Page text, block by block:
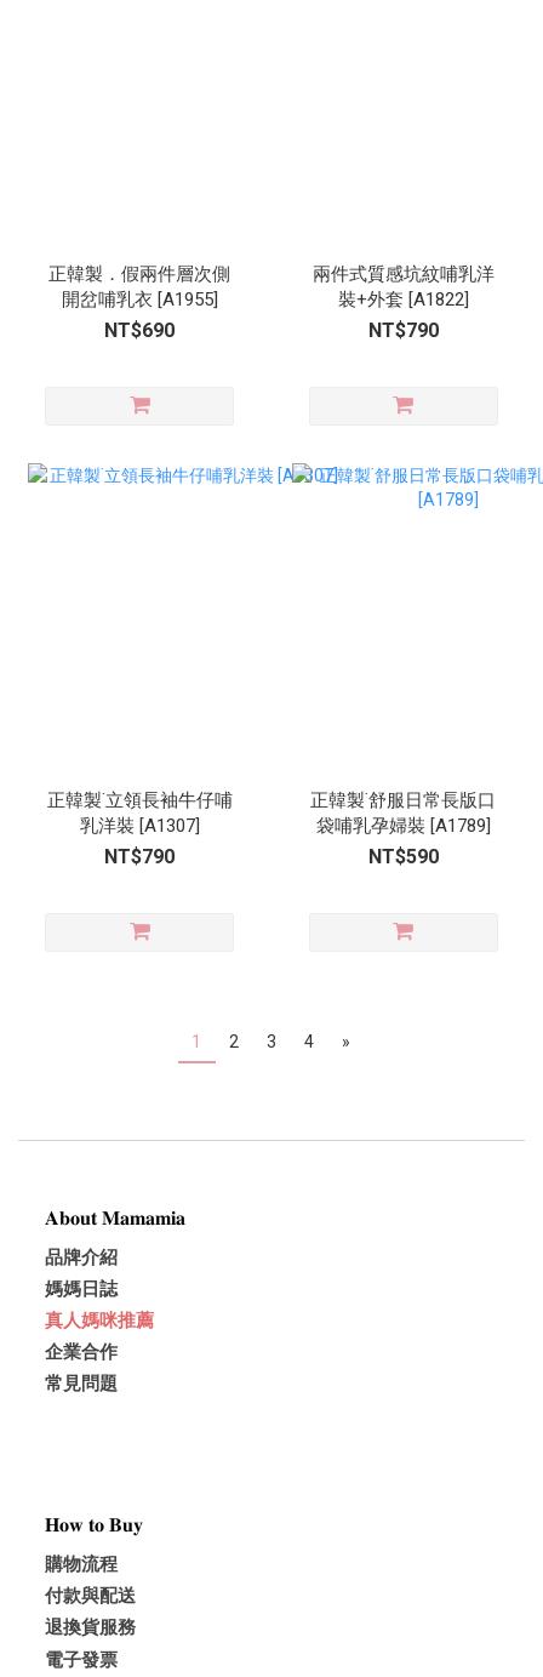
正韓製．假兩件層次側
開岔哺乳衣 [A1955]
NT$690
兩件式質感坑紋哺乳洋
裝+外套 [A1822]
NT$790
正韓製˙立領長袖牛仔哺
乳洋裝 [A1307]
NT$790
正韓製˙舒服日常長版口
袋哺乳孕婦裝 [A1789]
NT$590
1 2 3 4 »
𝐀𝐛𝐨𝐮𝐭 𝐌𝐚𝐦𝐚𝐦𝐢𝐚
品牌介紹
媽媽日誌
真人媽咪推薦
企業合作
常見問題
𝐇𝐨𝐰 𝐭𝐨 𝐁𝐮𝐲
購物流程
付款與配送
退換貨服務
電子發票